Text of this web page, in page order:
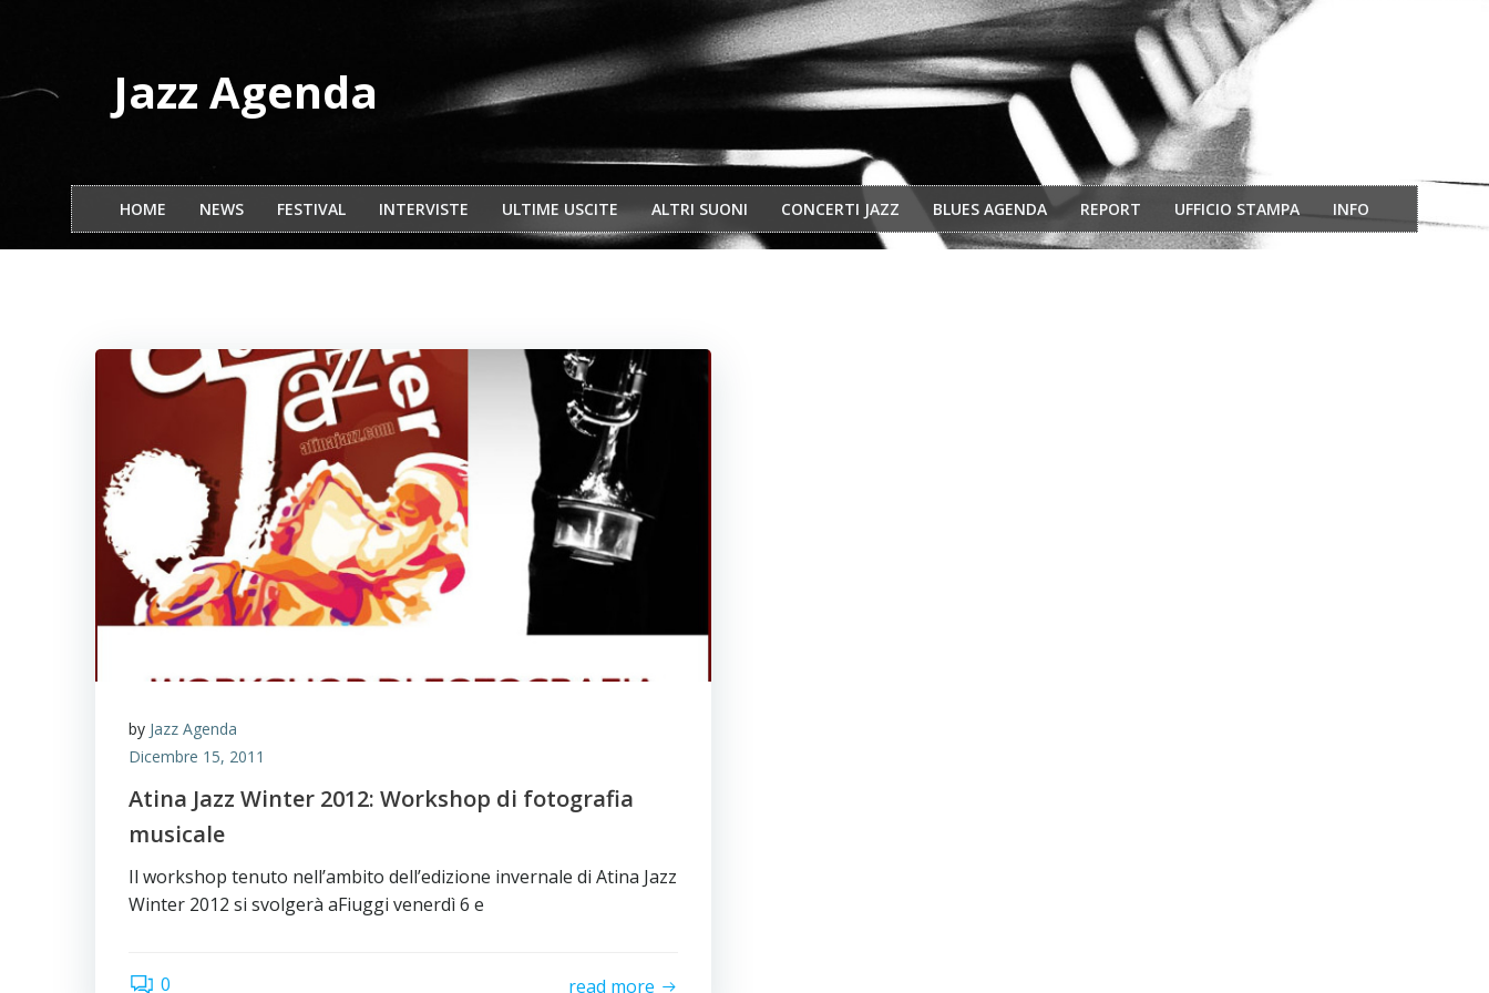
Jazz Agenda
HOME NEWS FESTIVAL INTERVISTE ULTIME USCITE ALTRI SUONI CONCERTI JAZZ BLUES AGENDA REPORT UFFICIO STAMPA INFO
by Jazz Agenda
Dicembre 15, 2011
Atina Jazz Winter 2012: Workshop di fotografia
musicale
Il workshop tenuto nell’ambito dell’edizione invernale di Atina Jazz
Winter 2012 si svolgerà aFiuggi venerdì 6 e
0 read more